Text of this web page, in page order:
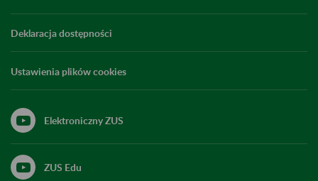
Deklaracja dostępności
Ustawienia plików cookies
Elektroniczny ZUS
ZUS Edu